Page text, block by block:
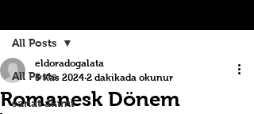
All Posts
sanat akımı
All Posts
Romanesk Dönem
eldoradogalata
3 Kas 2024 2 dakikada okunur